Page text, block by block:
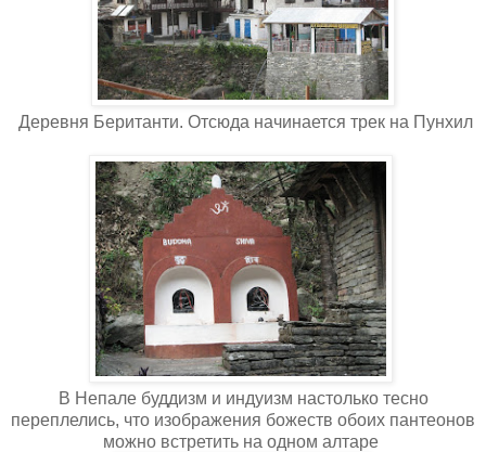
Деревня Беританти. Отсюда начинается трек на Пунхил
В Непале буддизм и индуизм настолько тесно
переплелись, что изображения божеств обоих пантеонов
можно встретить на одном алтаре